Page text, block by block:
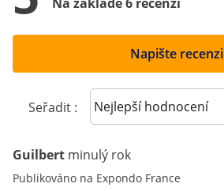
Napište recenzi
Seřadit : Sort reviews
Guilbert minulý rok
Publikováno na Expondo France